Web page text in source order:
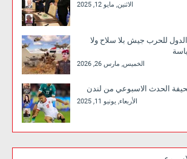
الاثنين, مايو 12, 2025
للحرب جيش بلا سلاح ولا
الخميس, مارس 26, 2026
الأربعاء, يونيو 11, 2025